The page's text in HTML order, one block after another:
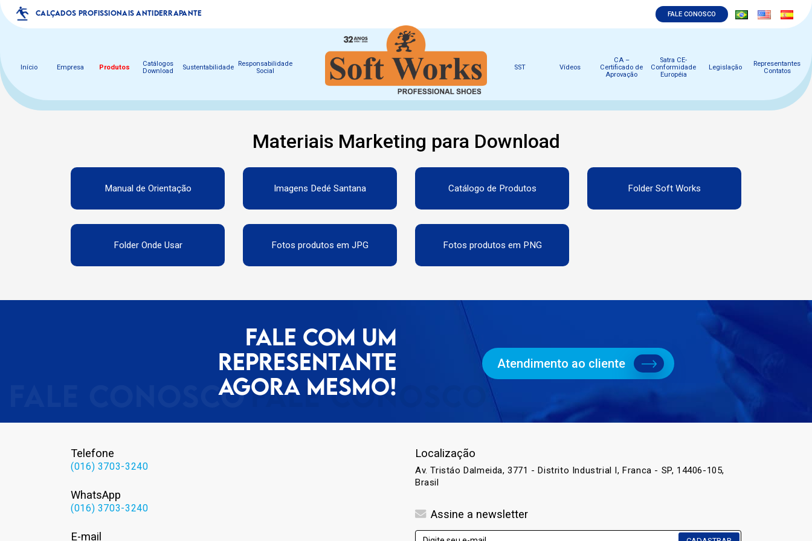
CALÇADOS PROFISSIONAIS ANTIDERRAPANTE FALE CONOSCO
Início Empresa Produtos
Catálogos
Download
Sustentabilidade
Responsabilidade
Social
SST Vídeos
CA –
Certificado de
Aprovação
Satra CE-
Conformidade
Européia
Legislação
Representantes
Contatos
Materiais Marketing para Download
Manual de Orientação Imagens Dedé Santana Catálogo de Produtos Folder Soft Works
Folder Onde Usar Fotos produtos em JPG Fotos produtos em PNG
FALE COM UM
REPRESENTANTE
AGORA MESMO!
Atendimento ao cliente
Telefone
(016) 3703-3240
WhatsApp
(016) 3703-3240
E-mail
Localização
Av. Tristáo Dalmeida, 3771 - Distrito Industrial I, Franca - SP, 14406-105,
Brasil
Assine a newsletter